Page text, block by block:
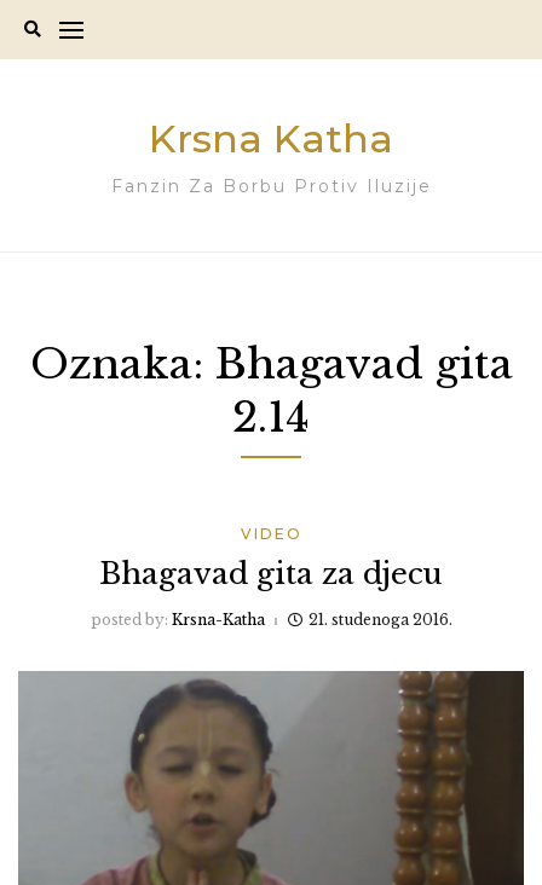
Krsna Katha
Fanzin Za Borbu Protiv Iluzije
Oznaka: Bhagavad gita
2.14
VIDEO
Bhagavad gita za djecu
posted by: Krsna-Katha 21. studenoga 2016.